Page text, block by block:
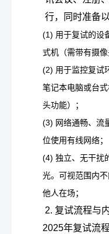
行，同时准备
(1) 用于复试的设
式机（需带有摄像
(2) 用于监控复试
笔记本电脑或台
头功能）；
(3) 网络通畅、流
位使用有线网络；
(4) 独立、无干扰
光。可视范围内
他人在场；
2. 复试流程与
2025年复试流程